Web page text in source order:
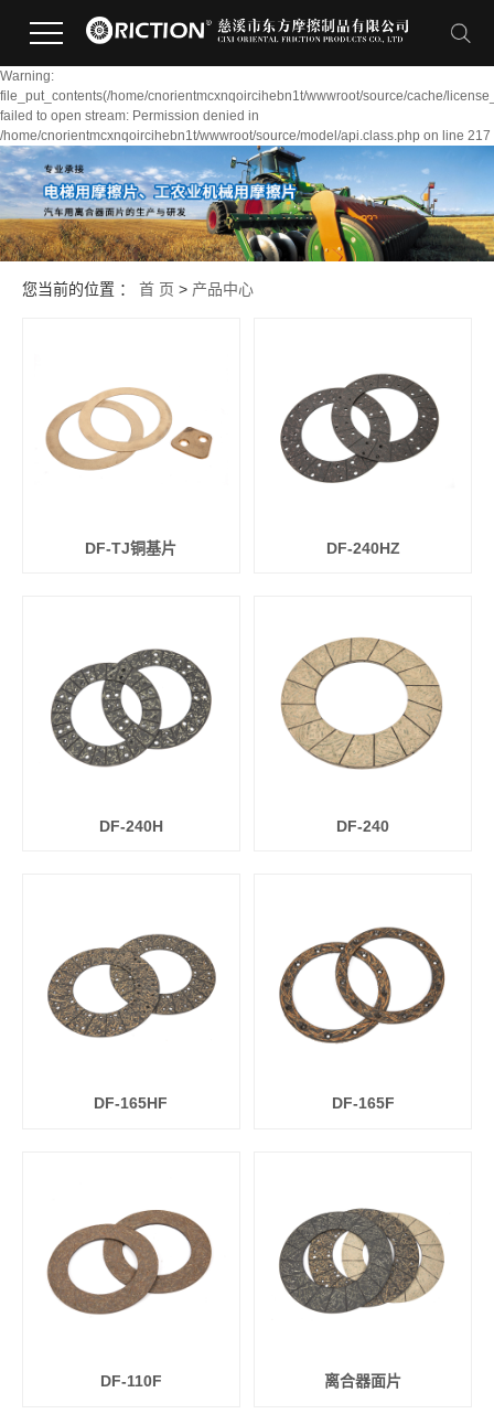
Warning:
file_put_contents(/home/cnorientmcxnqoircihebn1t/wwwroot/source/cache/
failed to open stream: Permission denied in
/home/cnorientmcxnqoircihebn1t/wwwroot/source/model/api.class.php on line 217
您当前的位置 ： 首 页 > 产品中心
DF-TJ铜基片 DF-240HZ
DF-240H DF-240
DF-165HF DF-165F
DF-110F 离合器面片